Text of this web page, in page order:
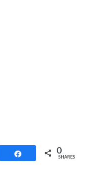
Share 0
SHARES